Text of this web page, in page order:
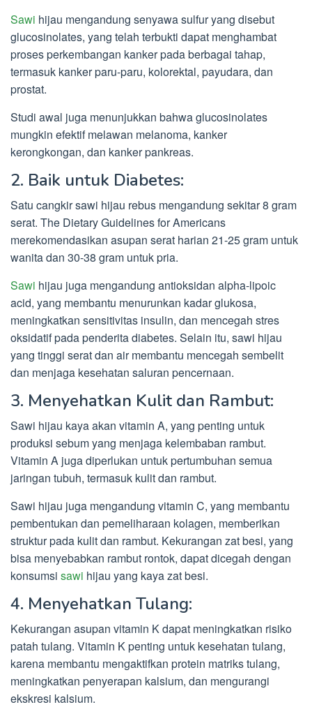
Sawi hijau mengandung senyawa sulfur yang disebut
glucosinolates, yang telah terbukti dapat menghambat
proses perkembangan kanker pada berbagai tahap,
termasuk kanker paru-paru, kolorektal, payudara, dan
prostat.
Studi awal juga menunjukkan bahwa glucosinolates
mungkin efektif melawan melanoma, kanker
kerongkongan, dan kanker pankreas.
2. Baik untuk Diabetes:
Satu cangkir sawi hijau rebus mengandung sekitar 8 gram
serat. The Dietary Guidelines for Americans
merekomendasikan asupan serat harian 21-25 gram untuk
wanita dan 30-38 gram untuk pria.
Sawi hijau juga mengandung antioksidan alpha-lipoic
acid, yang membantu menurunkan kadar glukosa,
meningkatkan sensitivitas insulin, dan mencegah stres
oksidatif pada penderita diabetes. Selain itu, sawi hijau
yang tinggi serat dan air membantu mencegah sembelit
dan menjaga kesehatan saluran pencernaan.
3. Menyehatkan Kulit dan Rambut:
Sawi hijau kaya akan vitamin A, yang penting untuk
produksi sebum yang menjaga kelembaban rambut.
Vitamin A juga diperlukan untuk pertumbuhan semua
jaringan tubuh, termasuk kulit dan rambut.
Sawi hijau juga mengandung vitamin C, yang membantu
pembentukan dan pemeliharaan kolagen, memberikan
struktur pada kulit dan rambut. Kekurangan zat besi, yang
bisa menyebabkan rambut rontok, dapat dicegah dengan
konsumsi sawi hijau yang kaya zat besi.
4. Menyehatkan Tulang:
Kekurangan asupan vitamin K dapat meningkatkan risiko
patah tulang. Vitamin K penting untuk kesehatan tulang,
karena membantu mengaktifkan protein matriks tulang,
meningkatkan penyerapan kalsium, dan mengurangi
ekskresi kalsium.